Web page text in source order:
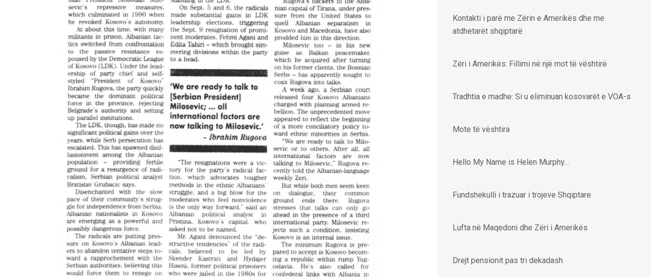
Kontakti i parë me Zërin e Amerikës dhe me
atdhetarët shqiptarë
Zëri i Amerikës: Fillimi në një mot të vështirë
Tradhtia e madhe: Si u eliminuan kosovarët e VOA-s
Mote të vështira
Hello My Name is Helen Murphy…
Fundshekulli i trazuar i trojeve Shqiptare
Lufta në Maqedoni dhe Zëri i Amerikës
Drejt pensionit pas tri dekadash